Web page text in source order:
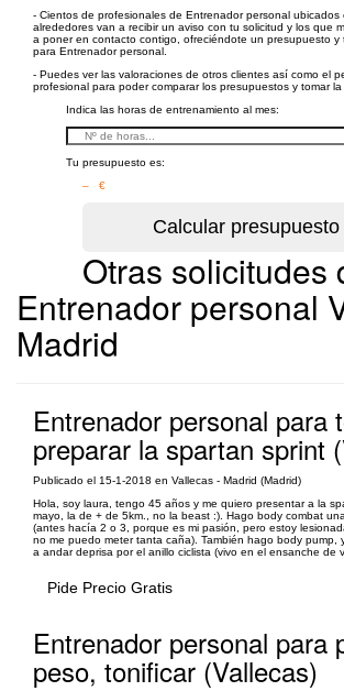
- Cientos de profesionales de Entrenador personal ubicados
alrededores van a recibir un aviso con tu solicitud y los que
a poner en contacto contigo, ofreciéndote un presupuesto y
para Entrenador personal.
- Puedes ver las valoraciones de otros clientes así como el
profesional para poder comparar los presupuestos y tomar la
Indica las horas de entrenamiento al mes:
Tu presupuesto es:
– €
Otras solicitudes
Entrenador personal
Madrid
Entrenador personal para
preparar la spartan sprint
Publicado el 15-1-2018 en Vallecas - Madrid (Madrid)
Hola, soy laura, tengo 45 años y me quiero presentar a la
mayo, la de + de 5km., no la beast :). Hago body combat
(antes hacía 2 o 3, porque es mi pasión, pero estoy
no me puedo meter tanta caña). También hago body pump,
a andar deprisa por el anillo ciclista (vivo en el ensanche de
Pide Precio Gratis
Entrenador personal para
peso, tonificar (Vallecas)